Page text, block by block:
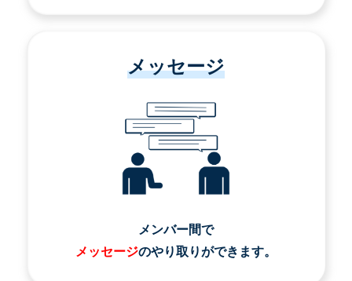
メッセージ
メンバー間で
メッセージのやり取りができます。